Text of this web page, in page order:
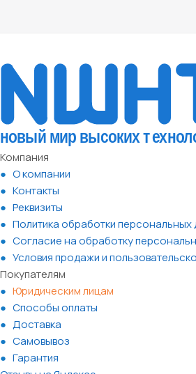
Компания
О компании
Контакты
Реквизиты
Политика обработки персональных
Согласие на обработку
Условия продажи и
Покупателям
Юридическим лицам
Способы оплаты
Доставка
Самовывоз
Гарантия